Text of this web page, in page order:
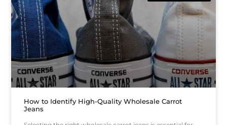
How to Identify High-Quality Wholesale Carrot
Jeans